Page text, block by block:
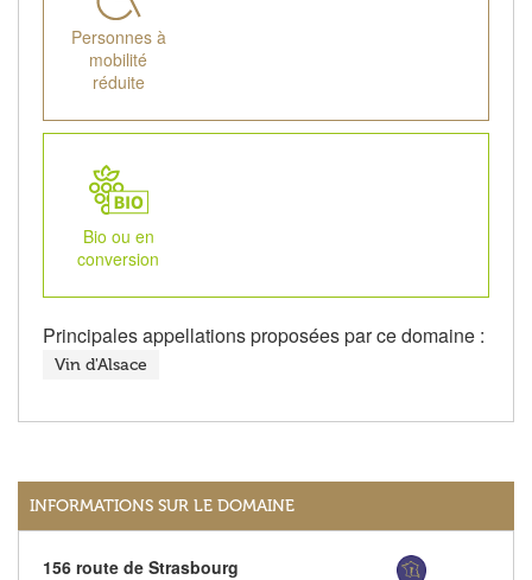
Personnes à
mobilité
réduite
Bio ou en
conversion
Principales appellations proposées par ce domaine :
Vin d'Alsace
INFORMATIONS SUR LE DOMAINE
156 route de Strasbourg